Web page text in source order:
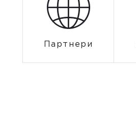
Партнери